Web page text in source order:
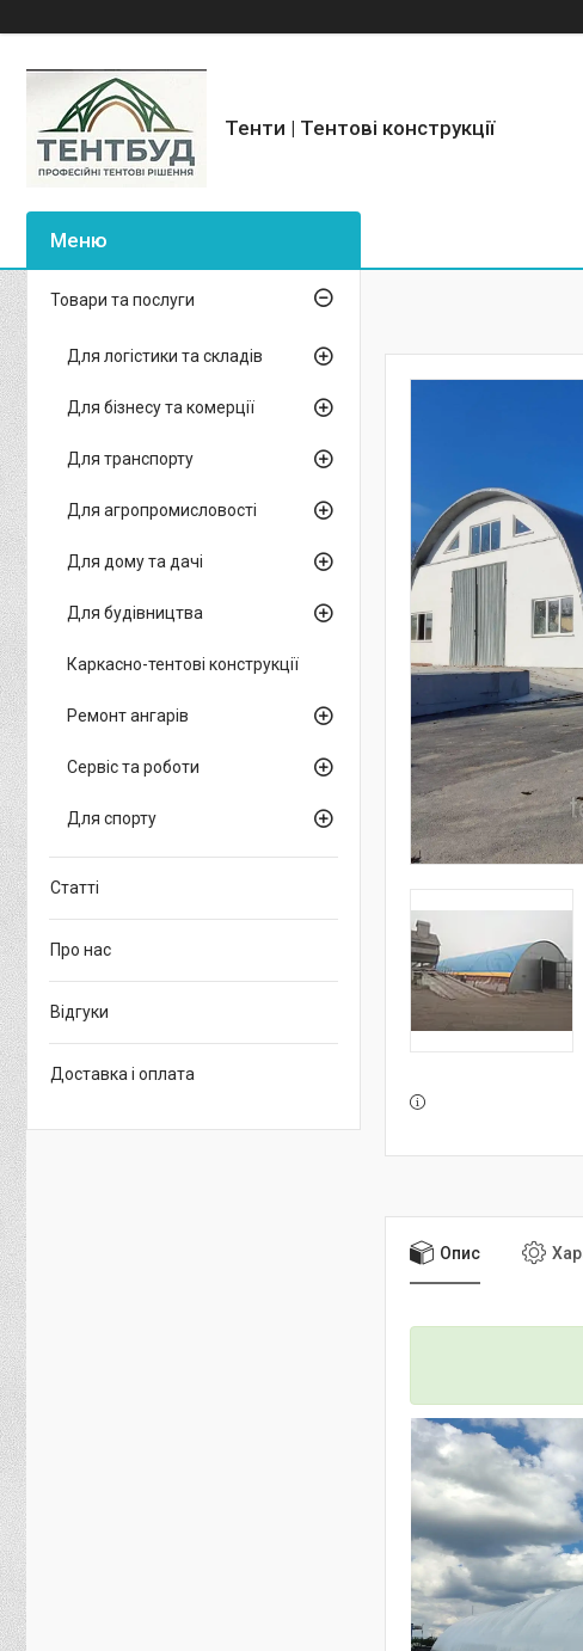
Тенти | Тентові конструкції
Опис
Товари та послуги
Для логістики та складів
Для бізнесу та комерції
Для транспорту
Для агропромисловості
Для дому та дачі
Для будівництва
Каркасно-тентові конструкції
Ремонт ангарів
Сервіс та роботи
Для спорту
Статті
Про нас
Відгуки
Доставка і оплата